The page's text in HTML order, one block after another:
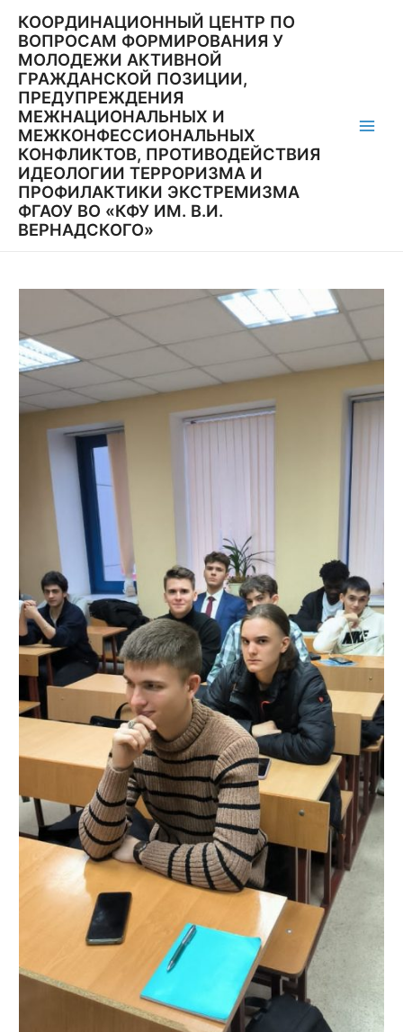
содержимому
КООРДИНАЦИОННЫЙ ЦЕНТР ПО
ВОПРОСАМ ФОРМИРОВАНИЯ У
МОЛОДЕЖИ АКТИВНОЙ
ГРАЖДАНСКОЙ ПОЗИЦИИ,
ПРЕДУПРЕЖДЕНИЯ
МЕЖНАЦИОНАЛЬНЫХ И
МЕЖКОНФЕССИОНАЛЬНЫХ
КОНФЛИКТОВ, ПРОТИВОДЕЙСТВИЯ
ИДЕОЛОГИИ ТЕРРОРИЗМА И
ПРОФИЛАКТИКИ ЭКСТРЕМИЗМА
ФГАОУ ВО «КФУ ИМ. В.И.
ВЕРНАДСКОГО»